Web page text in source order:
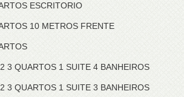
ESCRITORIO
10 METROS FRENTE
3 QUARTOS 1 SUITE 4 BANHEIROS
3 QUARTOS 1 SUITE 3 BANHEIROS